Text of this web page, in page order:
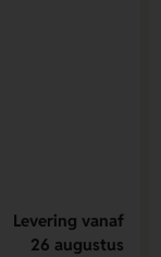
Levering vanaf
26 augustus